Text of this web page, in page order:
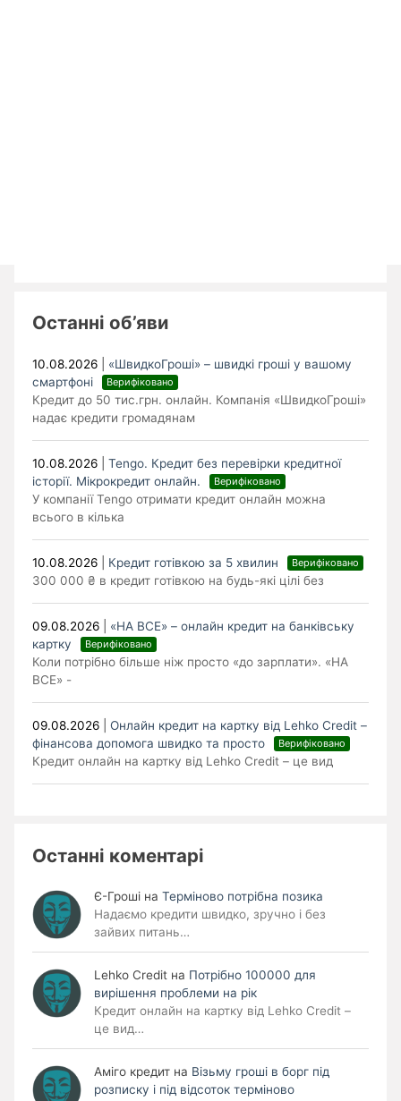
Останні об’яви
10.08.2026
«ШвидкоГроші» – швидкі гроші у вашому
смартфоні
Верифіковано
Кредит до 50 тис.грн. онлайн. Компанія «ШвидкоГроші»
надає кредити громадянам
10.08.2026 |Tengo. Кредит без перевірки кредитної
історії. Мікрокредит онлайн.
Верифіковано
У компанії Tengo отримати кредит онлайн можна
всього в кілька
10.08.2026 Кредит готівкою за 5 хвилин Верифіковано
300 000 ₴ в кредит готівкою на будь-які цілі без
09.08.2026
«НА ВСЕ» – онлайн кредит на банківську
картку
Верифіковано
Коли потрібно більше ніж просто «до зарплати». «НА
ВСЕ» -
09.08.2026 |Онлайн кредит на картку від Lehko Сredit –
фінансова допомога швидко та просто
Верифіковано
Кредит онлайн на картку від Lehko Credit – це вид
Останні коментарі
Є-Гроші на Терміново потрібна позика
Надаємо кредити швидко, зручно і без
зайвих питань…
Lehko Сredit на Потрібно 100000 для
вирішення проблеми на рік
Кредит онлайн на картку від Lehko Credit –
це вид…
Аміго кредит на Візьму гроші в борг під
розписку і під відсоток терміново